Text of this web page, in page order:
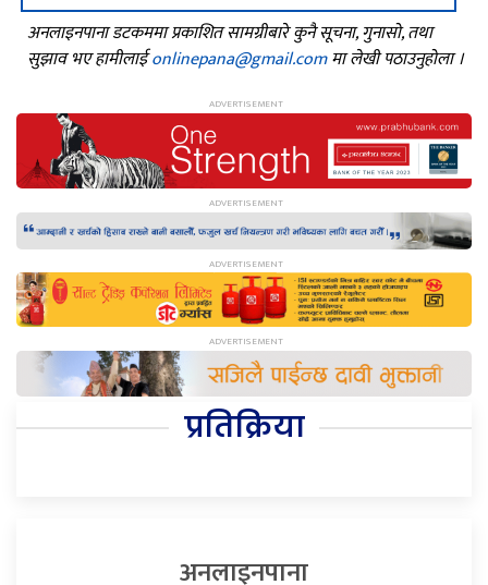
अनलाइनपाना डटकममा प्रकाशित सामग्रीबारे कुनै सूचना, गुनासो, तथा
सुझाव भए हामीलाईonlinepana@gmail.comमा लेखी पठाउनुहोला ।
प्रतिक्रिया
अनलाइनपाना